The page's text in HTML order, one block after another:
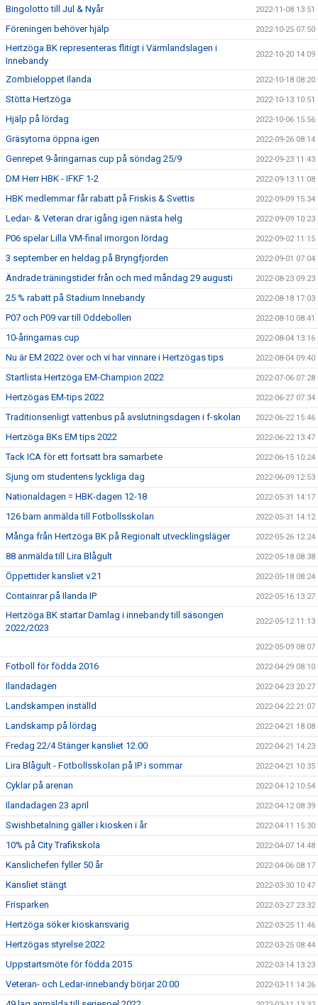
Bingolotto till Jul & Nyår 2022-11-08 13:51
Föreningen behöver hjälp 2022-10-25 07:50
Hertzöga BK representeras flitigt i Värmlandslagen i
Innebandy
2022-10-20 14:09
Zombieloppet Ilanda 2022-10-18 08:20
Stötta Hertzöga 2022-10-13 10:51
Hjälp på lördag 2022-10-06 15:56
Gräsytorna öppna igen 2022-09-26 08:14
Genrepet 9-åringarnas cup på söndag 25/9 2022-09-23 11:43
DM Herr HBK - IFKF 1-2 2022-09-13 11:08
HBK medlemmar får rabatt på Friskis & Svettis 2022-09-09 15:34
Ledar- & Veteran drar igång igen nästa helg 2022-09-09 10:23
P06 spelar Lilla VM-final imorgon lördag 2022-09-02 11:15
3 september en heldag på Bryngfjorden 2022-09-01 07:04
Ändrade träningstider från och med måndag 29 augusti 2022-08-23 09:23
25 % rabatt på Stadium Innebandy 2022-08-18 17:03
P07 och P09 var till Oddebollen 2022-08-10 08:41
10-åringarnas cup 2022-08-04 13:16
Nu är EM 2022 över och vi har vinnare i Hertzögas tips 2022-08-04 09:40
Startlista Hertzöga EM-Champion 2022 2022-07-06 07:28
Hertzögas EM-tips 2022 2022-06-27 07:34
Traditionsenligt vattenbus på avslutningsdagen i f-skolan 2022-06-22 15:46
Hertzöga BKs EM tips 2022 2022-06-22 13:47
Tack ICA för ett fortsatt bra samarbete 2022-06-15 10:24
Sjung om studentens lyckliga dag 2022-06-09 12:53
Nationaldagen = HBK-dagen 12-18 2022-05-31 14:17
126 barn anmälda till Fotbollsskolan 2022-05-31 14:12
Många från Hertzöga BK på Regionalt utvecklingsläger 2022-05-26 12:24
88 anmälda till Lira Blågult 2022-05-18 08:38
Öppettider kansliet v.21 2022-05-18 08:24
Containrar på Ilanda IP 2022-05-16 13:27
Hertzöga BK startar Damlag i innebandy till säsongen
2022/2023
2022-05-12 11:13
2022-05-09 08:07
Fotboll för födda 2016 2022-04-29 08:10
Ilandadagen 2022-04-23 20:27
Landskampen inställd 2022-04-22 21:07
Landskamp på lördag 2022-04-21 18:08
Fredag 22/4 Stänger kansliet 12.00 2022-04-21 14:23
Lira Blågult - Fotbollsskolan på IP i sommar 2022-04-21 10:35
Cyklar på arenan 2022-04-12 10:54
Ilandadagen 23 april 2022-04-12 08:39
Swishbetalning gäller i kiosken i år 2022-04-11 15:30
10% på City Trafikskola 2022-04-07 14:48
Kanslichefen fyller 50 år 2022-04-06 08:17
Kansliet stängt 2022-03-30 10:47
Frisparken 2022-03-27 23:32
Hertzöga söker kioskansvarig 2022-03-25 11:46
Hertzögas styrelse 2022 2022-03-25 08:44
Uppstartsmöte för födda 2015 2022-03-14 13:23
Veteran- och Ledar-innebandy börjar 20:00 2022-03-11 14:26